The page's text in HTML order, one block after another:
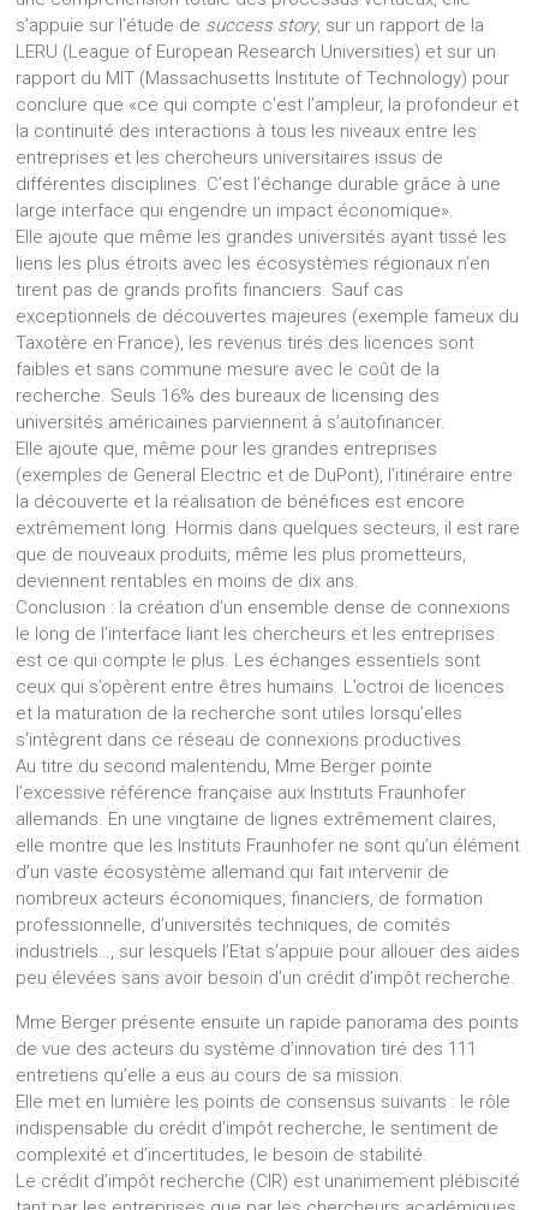
s’appuie sur l’étude de success story, sur un rapport de la
LERU (League of European Research Universities) et sur un
rapport du MIT (Massachusetts Institute of Technology) pour
conclure que «ce qui compte c’est l’ampleur, la profondeur et
la continuité des interactions à tous les niveaux entre les
entreprises et les chercheurs universitaires issus de
différentes disciplines. C’est l’échange durable grâce à une
large interface qui engendre un impact économique».
Elle ajoute que même les grandes universités ayant tissé les
liens les plus étroits avec les écosystèmes régionaux n’en
tirent pas de grands profits financiers. Sauf cas
exceptionnels de découvertes majeures (exemple fameux du
Taxotère en France), les revenus tirés des licences sont
faibles et sans commune mesure avec le coût de la
recherche. Seuls 16% des bureaux de licensing des
universités américaines parviennent à s’autofinancer.
Elle ajoute que, même pour les grandes entreprises
(exemples de General Electric et de DuPont), l’itinéraire entre
la découverte et la réalisation de bénéfices est encore
extrêmement long. Hormis dans quelques secteurs, il est rare
que de nouveaux produits, même les plus prometteurs,
deviennent rentables en moins de dix ans.
Conclusion : la création d’un ensemble dense de connexions
le long de l’interface liant les chercheurs et les entreprises
est ce qui compte le plus. Les échanges essentiels sont
ceux qui s’opèrent entre êtres humains. L’octroi de licences
et la maturation de la recherche sont utiles lorsqu’elles
s’intègrent dans ce réseau de connexions productives.
Au titre du second malentendu, Mme Berger pointe
l’excessive référence française aux Instituts Fraunhofer
allemands. En une vingtaine de lignes extrêmement claires,
elle montre que les Instituts Fraunhofer ne sont qu’un élément
d’un vaste écosystème allemand qui fait intervenir de
nombreux acteurs économiques, financiers, de formation
professionnelle, d’universités techniques, de comités
industriels…, sur lesquels l’Etat s’appuie pour allouer des aides
peu élevées sans avoir besoin d’un crédit d’impôt recherche.
Mme Berger présente ensuite un rapide panorama des points
de vue des acteurs du système d’innovation tiré des 111
entretiens qu’elle a eus au cours de sa mission.
Elle met en lumière les points de consensus suivants : le rôle
indispensable du crédit d’impôt recherche, le sentiment de
complexité et d’incertitudes, le besoin de stabilité.
Le crédit d’impôt recherche (CIR) est unanimement plébiscité